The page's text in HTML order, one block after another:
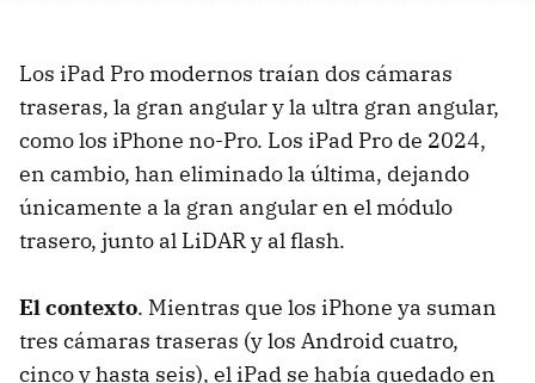
Los iPad Pro modernos traían dos cámaras
traseras, la gran angular y la ultra gran angular,
como los iPhone no-Pro. Los iPad Pro de 2024,
en cambio, han eliminado la última, dejando
únicamente a la gran angular en el módulo
trasero, junto al LiDAR y al flash.
El contexto. Mientras que los iPhone ya suman
tres cámaras traseras (y los Android cuatro,
cinco y hasta seis), el iPad se había quedado en